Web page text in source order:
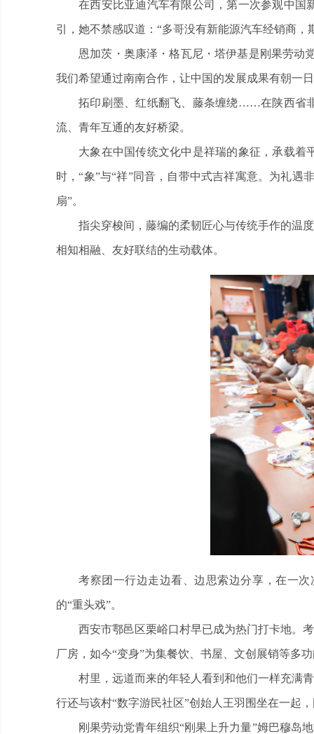
在西安比亚迪汽车有限公司，第一次参观中国
引，她不禁感叹道：“多哥没有新能源汽车经销商
恩加茨・奥康泽・格瓦尼・塔伊基是刚果劳动
我们希望通过南南合作，让中国的发展成果有朝一
拓印刷墨、红纸翻飞、藤条缠绕……在陕西省
流、青年互通的友好桥梁。
大象在中国传统文化中是祥瑞的象征，承载
时，“象”与“祥”同音，自带中式吉祥寓意。为礼
扇”。
指尖穿梭间，藤编的柔韧匠心与传统手作的温
相知相融、友好联结的生动载体。
考察团一行边走边看、边思索边分享，在一
的“重头戏”。
西安市鄠邑区栗峪口村早已成为热门打卡地。
厂房，如今“变身”为集餐饮、书屋、文创展销等多
村里，远道而来的年轻人看到和他们一样充满
行还与该村“数字游民社区”创始人王羽围坐在一起
刚果劳动党青年组织“刚果上升力量”姆巴穆岛